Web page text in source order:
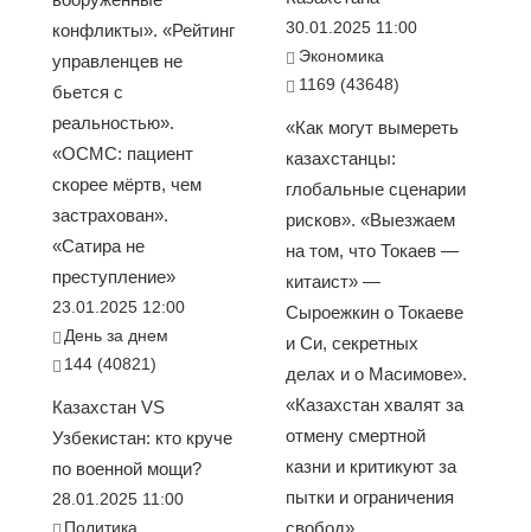
конфликты». «Рейтинг
управленцев не
бьется с
реальностью».
«ОСМС: пациент
скорее мёртв, чем
застрахован».
«Сатира не
преступление»
23.01.2025 12:00
День за днем
144 (40821)
Казахстан VS
Узбекистан: кто круче
по военной мощи?
28.01.2025 11:00
Политика
30.01.2025 11:00
Экономика
1169 (43648)
«Как могут вымереть
казахстанцы:
глобальные сценарии
рисков». «Выезжаем
на том, что Токаев —
китаист» —
Сыроежкин о Токаеве
и Си, секретных
делах и о Масимове».
«Казахстан хвалят за
отмену смертной
казни и критикуют за
пытки и ограничения
свобод»